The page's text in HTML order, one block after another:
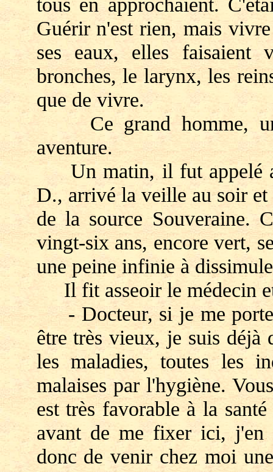
Guérir n'est rien, mais
ses eaux, elles
bronches, le larynx, les
que de vivre.
Ce grand homme, un
aventure.
Un matin, il fut appelé
D., arrivé la veille au soir
de la source Souveraine.
vingt-six ans, encore vert,
une peine infinie à
Il fit asseoir le médecin
- Docteur, si je me porte
être très vieux, je suis déjà
les maladies, toutes les
malaises par l'hygiène.
est très favorable à la
avant de me fixer ici, j'en
donc de venir chez moi